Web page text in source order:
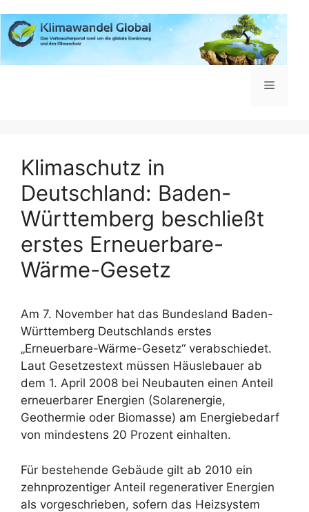
Inhalt
springen
Menü
Klimaschutz in
Deutschland: Baden-
Württemberg beschließt
erstes Erneuerbare-
Wärme-Gesetz
Am 7. November hat das Bundesland Baden-
Württemberg Deutschlands erstes
„Erneuerbare-Wärme-Gesetz“ verabschiedet.
Laut Gesetzestext müssen Häuslebauer ab
dem 1. April 2008 bei Neubauten einen Anteil
erneuerbarer Energien (Solarenergie,
Geothermie oder Biomasse) am Energiebedarf
von mindestens 20 Prozent einhalten.
Für bestehende Gebäude gilt ab 2010 ein
zehnprozentiger Anteil regenerativer Energien
als vorgeschrieben, sofern das Heizsystem